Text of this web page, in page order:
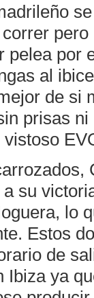
pelea por
al
de si
prisas
su
lo
Estos
de
Ibiza ya